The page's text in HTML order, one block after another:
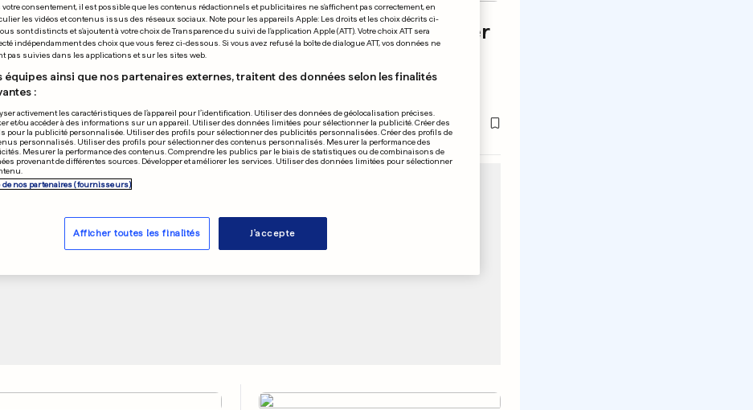
ARABES UNIS
princesse dubaïote
son mari sur
«Je divorce»
22
PRÉSIDENTIELLE AMÉRICAINE
Biden doit reconsidérer
sa candidature, selon
Obama
6 31 22
PUBLICITÉ
votre consentement, il est possible que les contenus rédactionnels et publicitaires ne s'affichent pas correctement, en
les vidéos et contenus issus des réseaux sociaux. Note pour les appareils Apple: Les droits et les choix décrits ci-
sont distincts et s'ajoutent à votre choix de Transparence du suivi de l'application Apple (ATT). Votre choix ATT sera
indépendamment des choix que vous ferez ci-dessous. Si vous avez refusé la boîte de dialogue ATT, vos données ne
pas suivies dans les applications et sur les sites web.
équipes ainsi que nos partenaires externes, traitent des données selon les finalités
:
activement les caractéristiques de l’appareil pour l’identification. Utiliser des données de géolocalisation précises.
et/ou accéder à des informations sur un appareil. Utiliser des données limitées pour sélectionner la publicité. Créer des
pour la publicité personnalisée. Utiliser des profils pour sélectionner des publicités personnalisées. Créer des profils de
personnalisés. Utiliser des profils pour sélectionner des contenus personnalisés. Mesurer la performance des
Mesurer la performance des contenus. Comprendre les publics par le biais de statistiques ou de combinaisons de
provenant de différentes sources. Développer et améliorer les services. Utiliser des données limitées pour sélectionner
de nos partenaires (fournisseurs)
Afficher toutes les finalités J'accepte